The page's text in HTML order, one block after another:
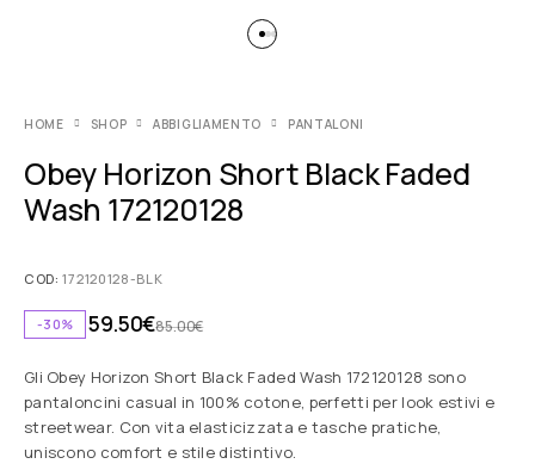
HOME SHOP ABBIGLIAMENTO PANTALONI
Obey Horizon Short Black Faded
Wash 172120128
COD:172120128-BLK
-30% 85.00€
59.50€
Gli Obey Horizon Short Black Faded Wash 172120128 sono
pantaloncini casual in 100% cotone, perfetti per look estivi e
streetwear. Con vita elasticizzata e tasche pratiche,
uniscono comfort e stile distintivo.